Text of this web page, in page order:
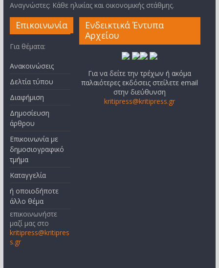
Αναγνώστες: Κάθε ηλικίας και οικονομικής στάθμης.
Επικοινωνία
Για θέματα:
Ανακοινώσεις
Δελτία τύπου
Διαφήμιση
Δημοσίευση
άρθρου
Επικοινωνία με
δημοσιογραφικό
τμήμα
Καταγγελία
ή οποιοδήποτε
άλλο θέμα
επικοινωνήστε
μαζί μας στο
kritipress@kritipres
s.gr
Ενδεικτικά Έντυπα
Αρχείου
Για να δείτε την τρέχων ή ακόμα
παλαιότερες εκδόσεις στείλετε email
στην διεύθυνση
kritipress@kritipress.gr